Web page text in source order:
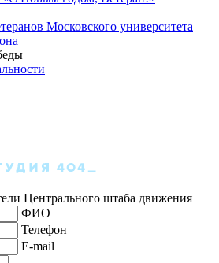
Московского университета
Центрального штаба движения
ФИО
Телефон
E-mail